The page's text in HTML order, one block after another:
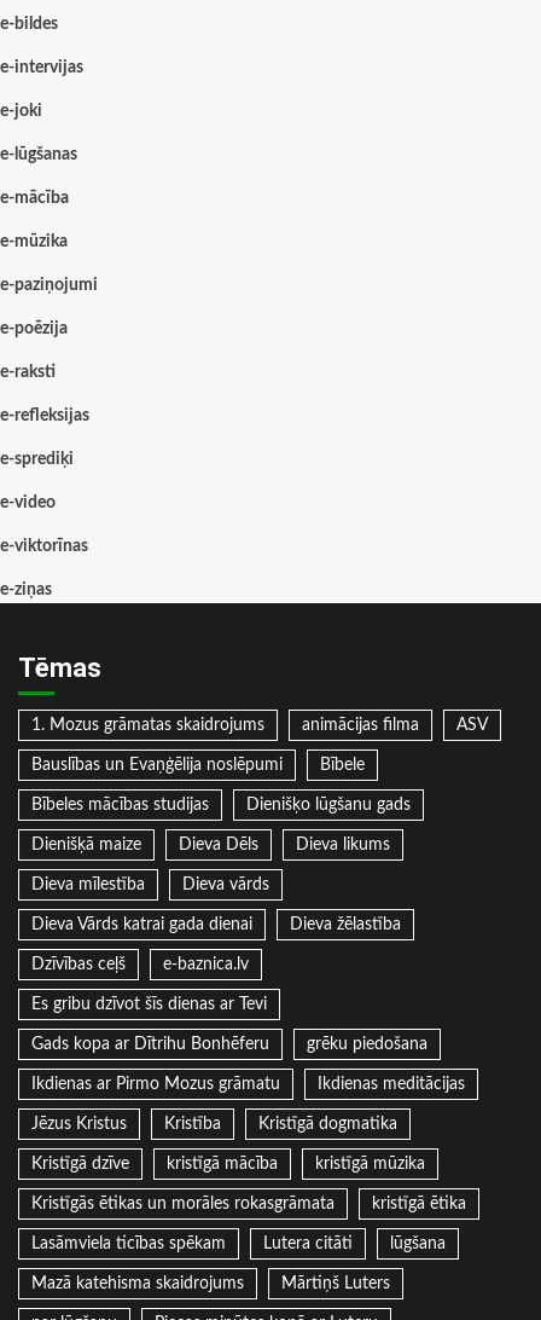
e-bildes
e-intervijas
e-joki
e-lūgšanas
e-mācība
e-mūzika
e-paziņojumi
e-poēzija
e-raksti
e-refleksijas
e-sprediķi
e-video
e-viktorīnas
e-ziņas
Tēmas
1. Mozus grāmatas skaidrojums animācijas filma ASV
Bauslības un Evaņģēlija noslēpumi Bībele
Bībeles mācības studijas Dienišķo lūgšanu gads
Dienišķā maize Dieva Dēls Dieva likums
Dieva mīlestība Dieva vārds
Dieva Vārds katrai gada dienai Dieva žēlastība
Dzīvības ceļš e-baznica.lv
Es gribu dzīvot šīs dienas ar Tevi
Gads kopa ar Dītrihu Bonhēferu grēku piedošana
Ikdienas ar Pirmo Mozus grāmatu Ikdienas meditācijas
Jēzus Kristus Kristība Kristīgā dogmatika
Kristīgā dzīve kristīgā mācība kristīgā mūzika
Kristīgās ētikas un morāles rokasgrāmata kristīgā ētika
Lasāmviela ticības spēkam Lutera citāti lūgšana
Mazā katehisma skaidrojums Mārtiņš Luters